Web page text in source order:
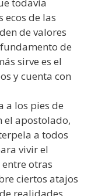
todavía
ecos de las
de valores
de
sirve es el
y cuenta con
a los pies de
el apostolado,
a todos
vivir el
entre otras
ciertos atajos